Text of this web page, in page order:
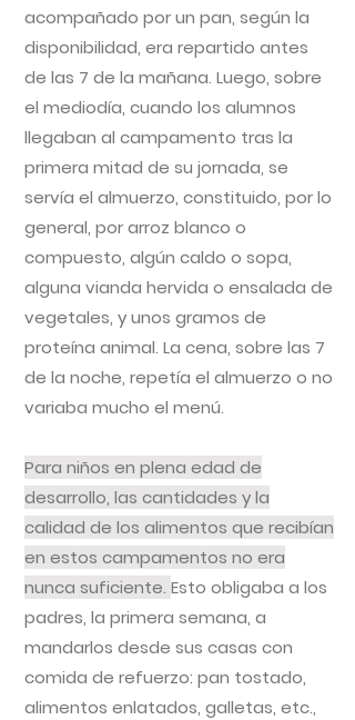
acompañado por un pan, según la
disponibilidad, era repartido antes
de las 7 de la mañana. Luego, sobre
el mediodía, cuando los alumnos
llegaban al campamento tras la
primera mitad de su jornada, se
servía el almuerzo, constituido, por lo
general, por arroz blanco o
compuesto, algún caldo o sopa,
alguna vianda hervida o ensalada de
vegetales, y unos gramos de
proteína animal. La cena, sobre las 7
de la noche, repetía el almuerzo o no
variaba mucho el menú.
Para niños en plena edad de
desarrollo, las cantidades y la
calidad de los alimentos que recibían
en estos campamentos no era
nunca suficiente. Esto obligaba a los
padres, la primera semana, a
mandarlos desde sus casas con
comida de refuerzo: pan tostado,
alimentos enlatados, galletas, etc.,